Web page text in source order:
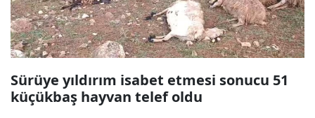
Sürüye yıldırım isabet etmesi sonucu 51
küçükbaş hayvan telef oldu